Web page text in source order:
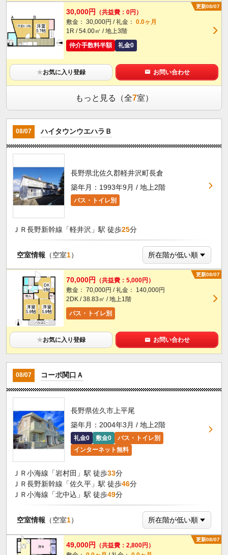
更新08/07
30,000円
（共益費：0円）
敷金： 30,000円 / 礼金： 0.0ヶ月
1R / 54.00㎡ / 地上3階
仲介手数料半額
礼金0
★お気に入り登録 お問い合わせ
もっと見る（全7室）
08/07 ハイタウンウエハラＢ
長野県北佐久郡軽井沢町長倉
築年月：1993年9月 / 地上2階
バス・トイレ別
ＪＲ長野新幹線「軽井沢」駅 徒歩25分
空室情報 （空室1）
更新08/07
70,000円
（共益費：5,000円）
敷金： 70,000円 / 礼金： 140,000円
2DK / 38.83㎡ / 地上1階
バス・トイレ別
★お気に入り登録 お問い合わせ
08/07 コーポ関口Ａ
長野県佐久市上平尾
築年月：2004年3月 / 地上2階
礼金0 敷金0
バス・トイレ別
インターネット無料
ＪＲ小海線「岩村田」駅 徒歩33分
ＪＲ長野新幹線「佐久平」駅 徒歩46分
ＪＲ小海線「北中込」駅 徒歩49分
空室情報 （空室1）
更新08/07
49,000円
（共益費：2,800円）